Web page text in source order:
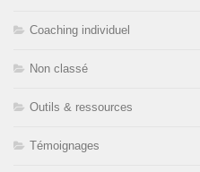
Coaching individuel
Non classé
Outils & ressources
Témoignages